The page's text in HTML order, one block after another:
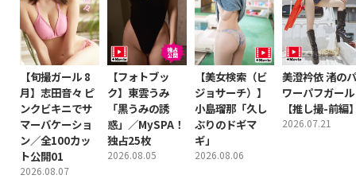
【旬撮ガール 8
月】志田音々 ピ
ンクビキニでサ
マーバケーショ
ン／全100カッ
ト公開01
2026.08.07
【フォトブッ
ク】東雲うみ
「黒うみの誘
惑」／MySPA！
独占25枚
2026.08.05
【美女検索（ビ
ジョサーチ）】
小島瑠那「久し
ぶりのドギマ
ギ」
2026.08.06
美澄衿依 渚のパ
ワーパフガール
【推し撮-前編
2026.07.21